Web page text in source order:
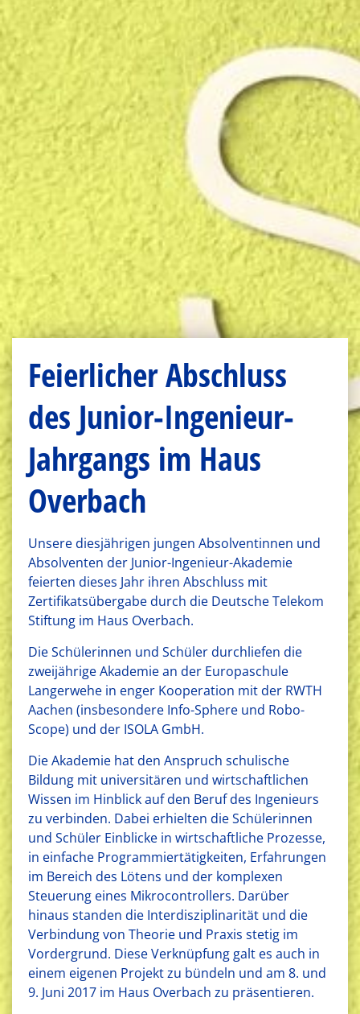
Feierlicher Abschluss
des Junior-Ingenieur-
Jahrgangs im Haus
Overbach
Unsere diesjährigen jungen Absolventinnen und
Absolventen der Junior-Ingenieur-Akademie
feierten dieses Jahr ihren Abschluss mit
Zertifikatsübergabe durch die Deutsche Telekom
Stiftung im Haus Overbach.
Die Schülerinnen und Schüler durchliefen die
zweijährige Akademie an der Europaschule
Langerwehe in enger Kooperation mit der RWTH
Aachen (insbesondere Info-Sphere und Robo-
Scope) und der ISOLA GmbH.
Die Akademie hat den Anspruch schulische
Bildung mit universitären und wirtschaftlichen
Wissen im Hinblick auf den Beruf des Ingenieurs
zu verbinden. Dabei erhielten die Schülerinnen
und Schüler Einblicke in wirtschaftliche Prozesse,
in einfache Programmiertätigkeiten, Erfahrungen
im Bereich des Lötens und der komplexen
Steuerung eines Mikrocontrollers. Darüber
hinaus standen die Interdisziplinarität und die
Verbindung von Theorie und Praxis stetig im
Vordergrund. Diese Verknüpfung galt es auch in
einem eigenen Projekt zu bündeln und am 8. und
9. Juni 2017 im Haus Overbach zu präsentieren.